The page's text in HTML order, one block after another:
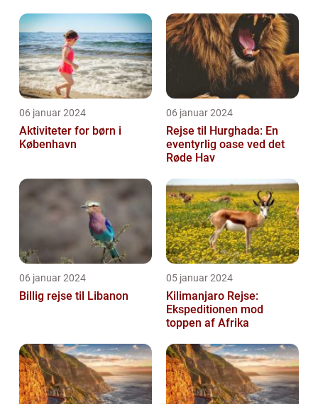
06 januar 2024
Aktiviteter for børn i
København
06 januar 2024
Rejse til Hurghada: En
eventyrlig oase ved det
Røde Hav
06 januar 2024
Billig rejse til Libanon
05 januar 2024
Kilimanjaro Rejse:
Ekspeditionen mod
toppen af Afrika